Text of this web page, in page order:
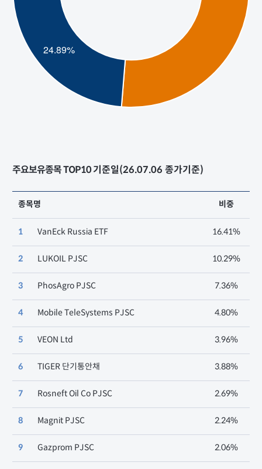
주요보유종목 TOP10기준일(26.07.06 종가기준)
종목명 비중
1 VanEck Russia ETF 16.41%
2 LUKOIL PJSC 10.29%
3 PhosAgro PJSC 7.36%
4 Mobile TeleSystems PJSC 4.80%
5 VEON Ltd 3.96%
6 TIGER 단기통안채 3.88%
7 Rosneft Oil Co PJSC 2.69%
8 Magnit PJSC 2.24%
9 Gazprom PJSC 2.06%